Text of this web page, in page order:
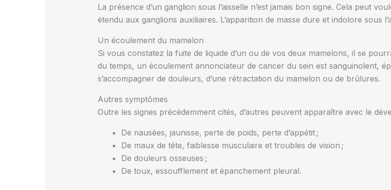
La présence d’un ganglion sous l’aisselle n’est jamais bon signe. Cela peut
étendu aux ganglions auxiliaires. L’apparition de masse dure et indolore sous
Un écoulement du mamelon
Si vous constatez la fuite de liquide d’un ou de vos deux mamelons, il se
du temps, un écoulement annonciateur de cancer du sein est sanguinolent,
s’accompagner de douleurs, d’une rétractation du mamelon ou de brûlures.
Autres symptômes
Outre les signes précédemment cités, d’autres peuvent apparaître avec le
De nausées, jaunisse, perte de poids, perte d’appétit ;
De maux de tête, faiblesse musculaire et troubles de vision ;
De douleurs osseuses ;
De toux, essoufflement et épanchement pleural.